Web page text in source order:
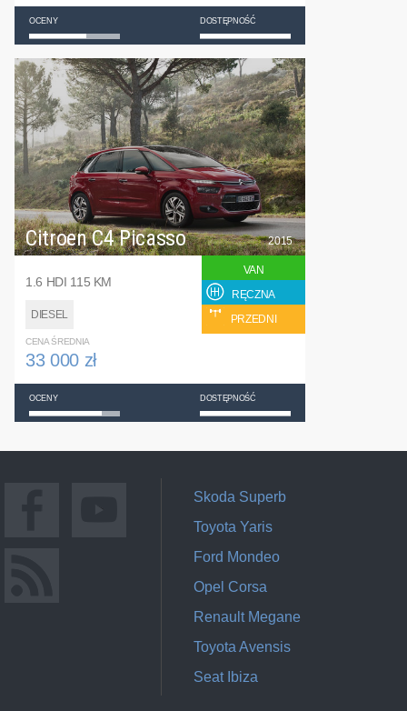
OCENY DOSTĘPNOŚĆ
Citroen C4 Picasso
1.6 HDI 115 KM
DIESEL
2015
VAN
RĘCZNA
PRZEDNI
CENA ŚREDNIA
33 000 zł
OCENY DOSTĘPNOŚĆ
Skoda Superb
Toyota Yaris
Ford Mondeo
Opel Corsa
Renault Megane
Toyota Avensis
Seat Ibiza